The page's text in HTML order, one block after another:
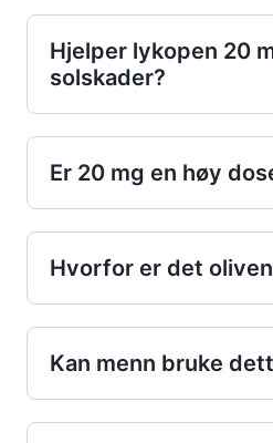
Hjelper lykopen 20
solskader?
Er 20 mg en høy
Hvorfor er det
Kan menn bruke